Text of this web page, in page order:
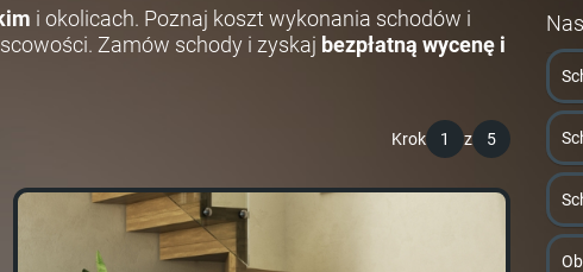
i okolicach. Poznaj koszt wykonania schodów i
Zamów schody i zyskaj bezpłatną wycenę i
Krok 1 z 5